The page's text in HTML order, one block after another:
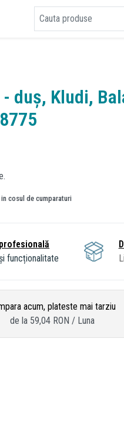
duș, Kludi,
cosul de cumparaturi
funcționalitate
acum, plateste mai tarziu
de la 59,04 RON / Luna